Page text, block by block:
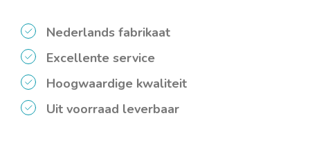
Nederlands fabrikaat
Excellente service
Hoogwaardige kwaliteit
Uit voorraad leverbaar